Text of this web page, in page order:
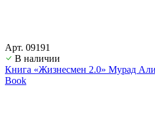
Арт. 09191
В наличии
Книга «Жизнесмен 2.0» Мурад
Book